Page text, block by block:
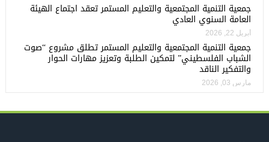
جمعية التنمية المجتمعية والتعليم المستمر تعقد اجتماع الهيئة
العامة السنوي العادي
أبريل 22, 2026
جمعية التنمية المجتمعية والتعليم المستمر تطلق مشروع “صوت
الشباب الفلسطيني” لتمكين الطلبة وتعزيز مهارات الحوار
والتفكير الناقد
مارس 03, 2026